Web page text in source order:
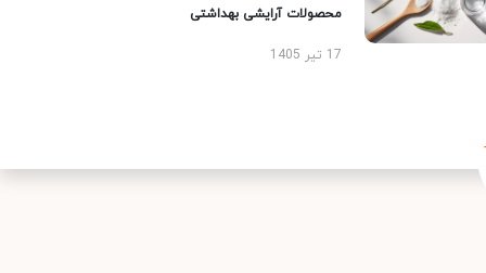
محصولات آرایشی بهداشتی
17 تیر 1405